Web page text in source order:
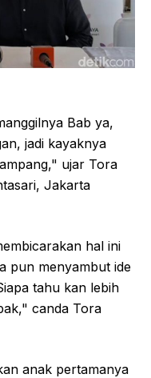
Bab ya,
jadi kayaknya
ujar Tora
Jakarta
hal ini
pun menyambut ide
tahu kan lebih
canda Tora
anak pertamanya